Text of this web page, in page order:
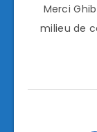
Merci
milieu de